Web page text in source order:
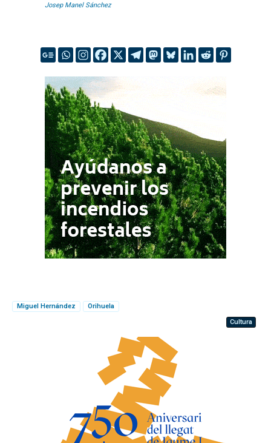
Josep Manel Sánchez
Miguel Hernández
Orihuela
Cultura